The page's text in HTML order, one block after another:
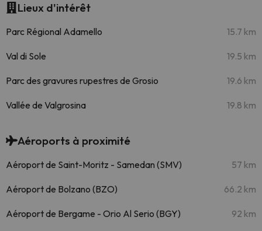
Lieux d'intérêt
Parc Régional Adamello 15.7 km
Val di Sole 19.5 km
Parc des gravures rupestres de Grosio 19.6 km
Vallée de Valgrosina 19.8 km
Aéroports à proximité
Aéroport de Saint-Moritz - Samedan (SMV) 57 km
Aéroport de Bolzano (BZO) 66.2 km
Aéroport de Bergame - Orio Al Serio (BGY) 92 km